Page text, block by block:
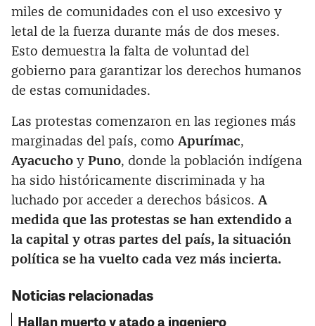
miles de comunidades con el uso excesivo y
letal de la fuerza durante más de dos meses.
Esto demuestra la falta de voluntad del
gobierno para garantizar los derechos humanos
de estas comunidades.
Las protestas comenzaron en las regiones más
marginadas del país, como Apurímac,
Ayacucho y Puno, donde la población indígena
ha sido históricamente discriminada y ha
luchado por acceder a derechos básicos. A
medida que las protestas se han extendido a
la capital y otras partes del país, la situación
política se ha vuelto cada vez más incierta.
Noticias relacionadas
Hallan muerto y atado a ingeniero